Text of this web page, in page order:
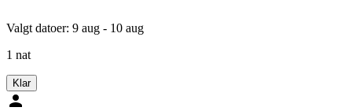
Valgt datoer: 9 aug - 10 aug
1 nat
Klar